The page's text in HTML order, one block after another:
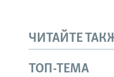
ЧИТАЙТЕ
ТОП-ТЕМА